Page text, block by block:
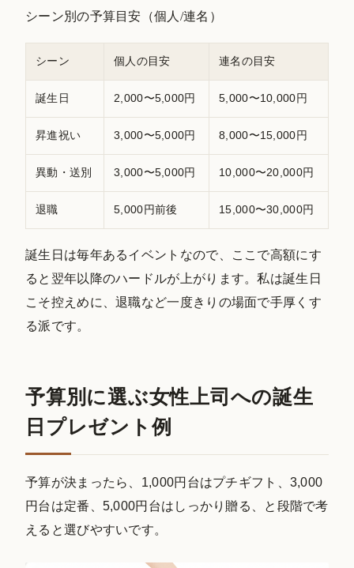
シーン別の予算目安（個人/連名）
シーン 個人の目安 連名の目安
誕生日 2,000〜5,000円 5,000〜10,000円
昇進祝い 3,000〜5,000円 8,000〜15,000円
異動・送別 3,000〜5,000円 10,000〜20,000円
退職 5,000円前後 15,000〜30,000円
誕生日は毎年あるイベントなので、ここで高額にす
ると翌年以降のハードルが上がります。私は誕生日
こそ控えめに、退職など一度きりの場面で手厚くす
る派です。
予算別に選ぶ女性上司への誕生
日プレゼント例
予算が決まったら、1,000円台はプチギフト、3,000
円台は定番、5,000円台はしっかり贈る、と段階で考
えると選びやすいです。